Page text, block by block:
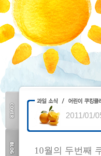
2011/01/
10월의 두번째